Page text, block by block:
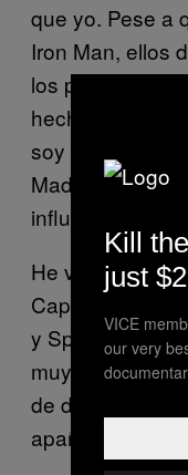
que yo. Pese a
Iron Man, ellos
los personajes
hecho mal!
soy del Barça y
Madrid… así
influenciado
He venido con
Capitán
y Spiderman. El
muy reutilizado,
de dos años y
apaños.
Kill
just
VICE
our very